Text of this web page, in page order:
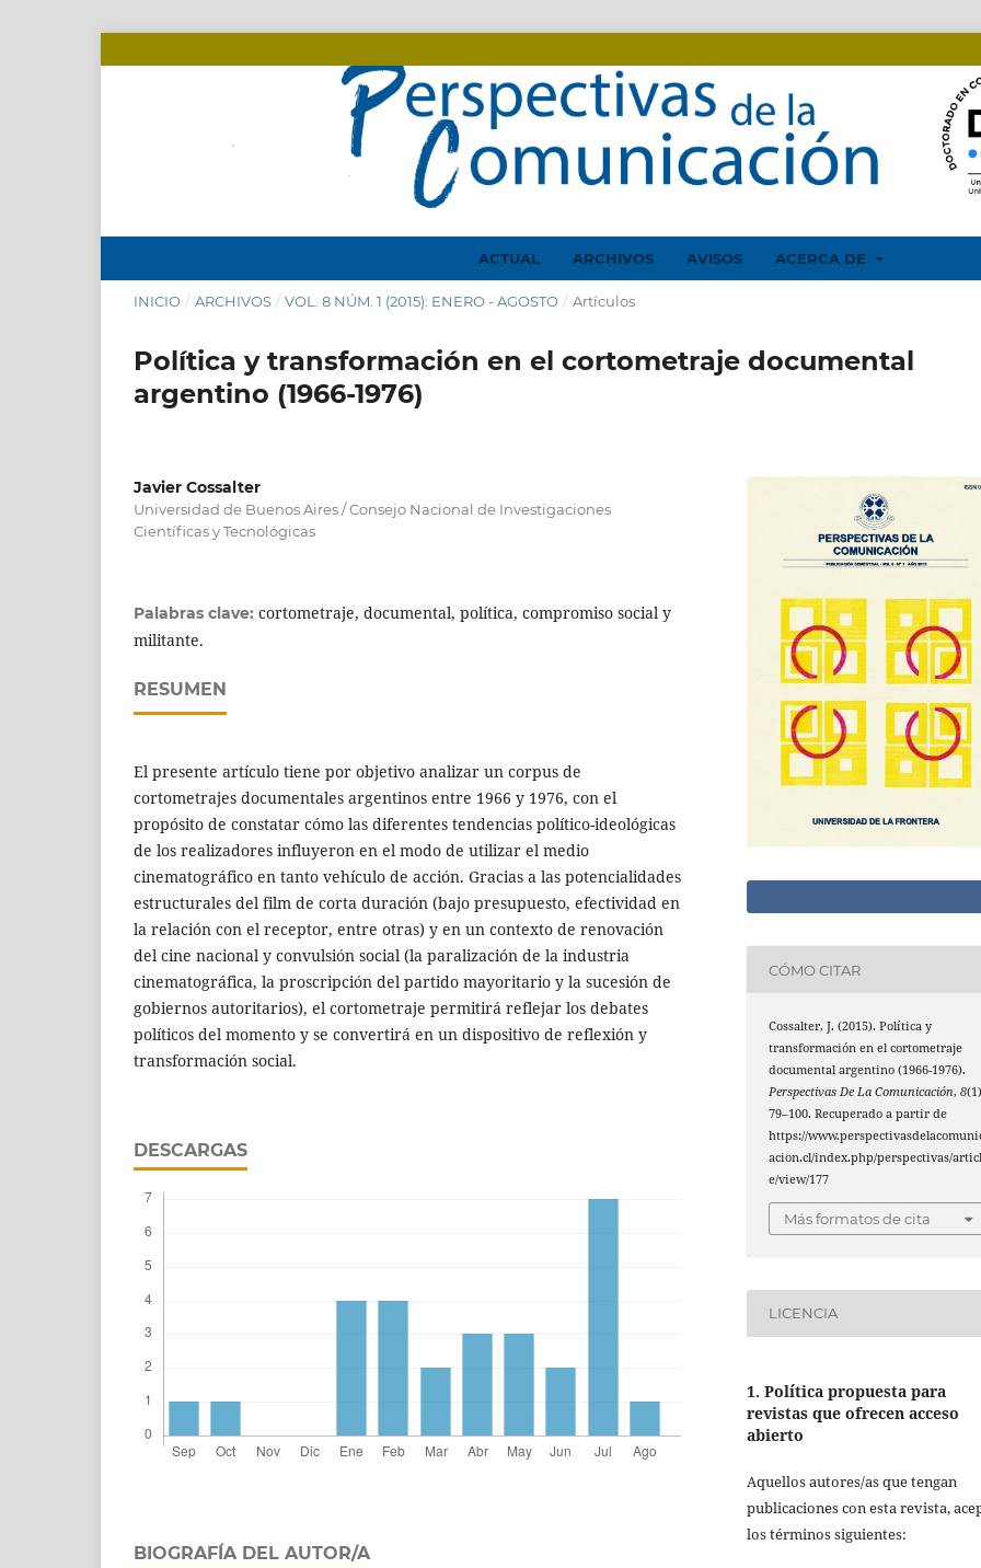
ACTUAL ARCHIVOS AVISOS ACERCA DE
INICIO / ARCHIVOS / VOL. 8 NÚM. 1 (2015): ENERO - AGOSTO / Artículos
Política y transformación en el cortometraje documental
argentino (1966-1976)
Javier Cossalter
Universidad de Buenos Aires / Consejo Nacional de Investigaciones
Científicas y Tecnológicas
Palabras clave: cortometraje, documental, política, compromiso social y
militante.
RESUMEN
El presente artículo tiene por objetivo analizar un corpus de
cortometrajes documentales argentinos entre 1966 y 1976, con el
propósito de constatar cómo las diferentes tendencias político-ideológicas
de los realizadores influyeron en el modo de utilizar el medio
cinematográfico en tanto vehículo de acción. Gracias a las potencialidades
estructurales del film de corta duración (bajo presupuesto, efectividad en
la relación con el receptor, entre otras) y en un contexto de renovación
del cine nacional y convulsión social (la paralización de la industria
cinematográfica, la proscripción del partido mayoritario y la sucesión de
gobiernos autoritarios), el cortometraje permitirá reflejar los debates
políticos del momento y se convertirá en un dispositivo de reflexión y
transformación social.
DESCARGAS
BIOGRAFÍA DEL AUTOR/A
CÓMO CITAR
Cossalter, J. (2015). Política y
transformación en el cortometraje
documental argentino (1966-1976).
Perspectivas De La Comunicación,8
79–100. Recuperado a partir de
https://
acion.cl/index.php/perspectivas/
e/view/177
Más formatos de cita
LICENCIA
1. Política propuesta para
revistas que ofrecen acceso
abierto
Aquellos autores/as que tengan
publicaciones con esta revista,
los términos siguientes: